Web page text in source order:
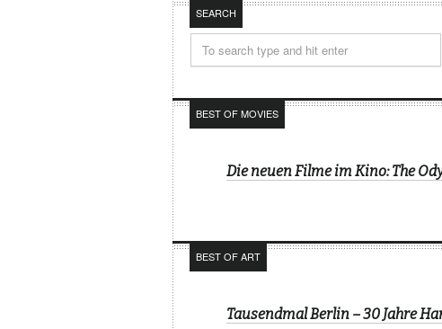
SEARCH
BEST OF MOVIES
Die neuen Filme im Kino: The
BEST OF ART
Tausendmal Berlin – 30 Jahre